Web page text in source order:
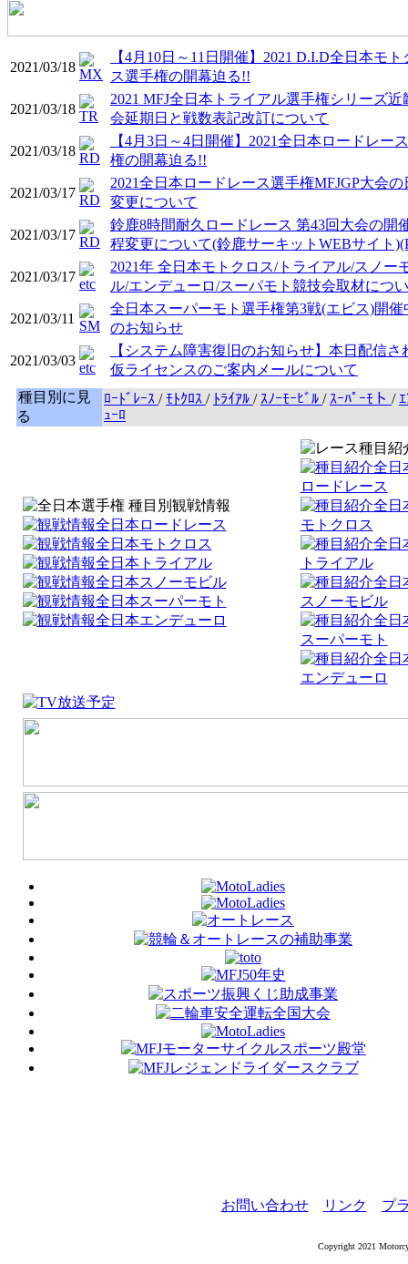
2021/03/18
【4月10日～11日開催】2021 D.I.D全日本モト
ス選手権の開幕迫る!!
2021/03/18
2021 MFJ全日本トライアル選手権シリーズ近
会延期日と戦数表記改訂について
2021/03/18
【4月3日～4日開催】2021全日本ロードレー
権の開幕迫る!!
2021/03/17
2021全日本ロードレース選手権MFJGP大会の
変更について
2021/03/17
鈴鹿8時間耐久ロードレース 第43回大会の開
程変更について(鈴鹿サーキットWEBサイト
2021/03/17
2021年 全日本モトクロス/トライアル/スノー
ル/エンデューロ/スーパモト競技会取材につ
2021/03/11
全日本スーパーモト選手権第3戦(エビス)開催
のお知らせ
2021/03/03
【システム障害復旧のお知らせ】本日配信さ
仮ライセンスのご案内メールについて
種目別に見
る
ﾛｰﾄﾞﾚｰｽ /ﾓﾄｸﾛｽ / ﾄﾗｲｱﾙ / ｽﾉｰﾓｰﾋﾞﾙ / ｽｰﾊﾟｰﾓト /
ｭｰﾛ
お問い合わせ リンク プ
Copyright 2021